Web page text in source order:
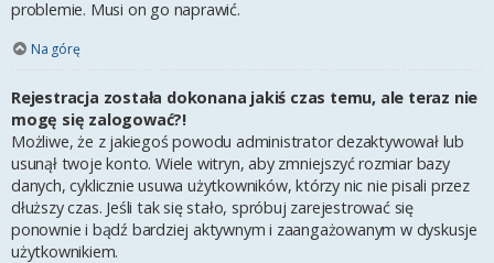
problemie. Musi on go naprawić.
Na górę
Rejestracja została dokonana jakiś czas temu, ale teraz nie
mogę się zalogować?!
Możliwe, że z jakiegoś powodu administrator dezaktywował lub
usunął twoje konto. Wiele witryn, aby zmniejszyć rozmiar bazy
danych, cyklicznie usuwa użytkowników, którzy nic nie pisali przez
dłuższy czas. Jeśli tak się stało, spróbuj zarejestrować się
ponownie i bądź bardziej aktywnym i zaangażowanym w dyskusje
użytkownikiem.